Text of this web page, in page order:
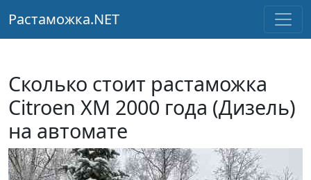
Растаможка.NET
Сколько стоит растаможка
Citroen XM 2000 года (Дизель)
на автомате